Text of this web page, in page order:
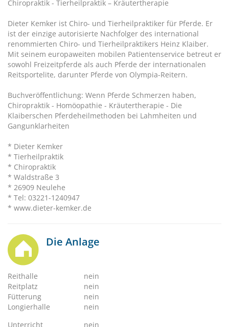
Chiropraktik - Tierheilpraktik – Kräutertherapie
Dieter Kemker ist Chiro- und Tierheilpraktiker für Pferde. Er
ist der einzige autorisierte Nachfolger des international
renommierten Chiro- und Tierheilpraktikers Heinz Klaiber.
Mit seinem europaweiten mobilen Patientenservice betreut er
sowohl Freizeitpferde als auch Pferde der internationalen
Reitsportelite, darunter Pferde von Olympia-Reitern.
Buchveröffentlichung: Wenn Pferde Schmerzen haben,
Chiropraktik - Homöopathie - Kräutertherapie - Die
Klaiberschen Pferdeheilmethoden bei Lahmheiten und
Gangunklarheiten
* Dieter Kemker
* Tierheilpraktik
* Chiropraktik
* Waldstraße 3
* 26909 Neulehe
* Tel: 03221-1240947
* www.dieter-kemker.de
Die Anlage
Reithalle
nein
Reitplatz
nein
Fütterung
nein
Longierhalle
nein
Unterricht
nein